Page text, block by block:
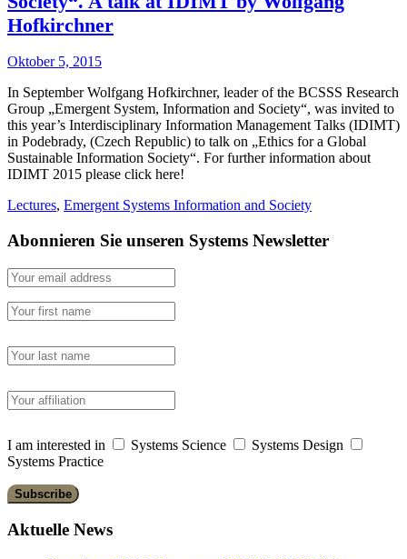
Hofkirchner
Oktober 5, 2015
In September Wolfgang Hofkirchner, leader of the BCSSS Research
Group „Emergent System, Information and Society“, was invited to
this year’s Interdisciplinary Information Management Talks (IDIMT)
in Podebrady, (Czech Republic) to talk on „Ethics for a Global
Sustainable Information Society“. For further information about
IDIMT 2015 please click here!
Lectures, Emergent Systems Information and Society
Abonnieren Sie unseren Systems Newsletter
I am interested in Systems Science
Systems Design
Systems Practice
Aktuelle News